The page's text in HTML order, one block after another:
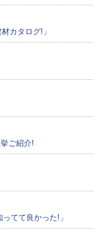
カタログ!」
ご紹介!
てて良かった!」